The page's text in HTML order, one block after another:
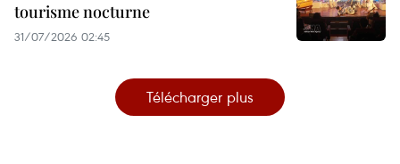
tourisme nocturne
31/07/2026 02:45
Télécharger plus